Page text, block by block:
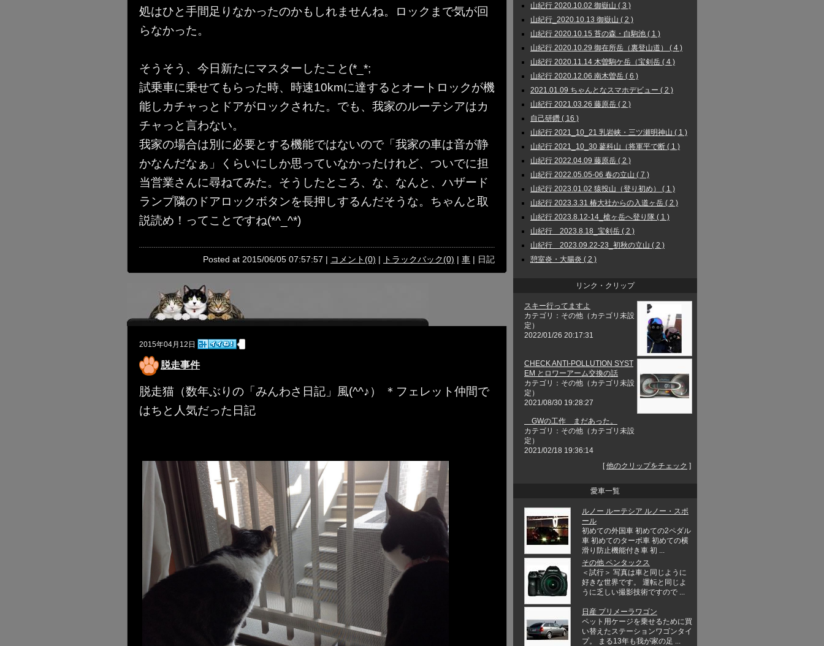
処はひと手間足りなかったのかもしれませんね。ロックまで気が回
らなかった。
そうそう、今日新たにマスターしたこと(*_*;
試乗車に乗せてもらった時、時速10kmに達するとオートロックが機
能しカチャっとドアがロックされた。でも、我家のルーテシアはカ
チャっと言わない。
我家の場合は別に必要とする機能ではないので「我家の車は音が静
かなんだなぁ」くらいにしか思っていなかったけれど、ついでに担
当営業さんに尋ねてみた。そうしたところ、な、なんと、ハザード
ランプ隣のドアロックボタンを長押しするんだそうな。ちゃんと取
説読め！ってことですね(*^_^*)
Posted at 2015/06/05 07:57:57 | コメント(0) | トラックバック(0) | 車 | 日記
2015年04月12日
脱走事件
脱走猫（数年ぶりの「みんわさ日記」風(^^♪） ＊フェレット仲間で
はちと人気だった日記
山紀行 2020.10.02 御嶽山 ( 3 )
山紀行_2020.10.13 御嶽山 ( 2 )
山紀行 2020.10.15 苔の森・白駒池 ( 1 )
山紀行 2020.10.29 御在所岳（裏登山道） ( 4 )
山紀行 2020.11.14 木曽駒ケ岳（宝剣岳 ( 4 )
山紀行 2020.12.06 南木曽岳 ( 6 )
2021.01.09 ちゃんとなスマホデビュー ( 2 )
山紀行 2021.03.26 藤原岳 ( 2 )
自己研鑽 ( 16 )
山紀行 2021_10_21 乳岩峡・三ツ瀬明神山 ( 1 )
山紀行 2021_10_30 蓼科山（将軍平で断 ( 1 )
山紀行 2022.04.09 藤原岳 ( 2 )
山紀行 2022.05.05-06 春の立山 ( 7 )
山紀行 2023.01.02 猿投山（登り初め） ( 1 )
山紀行 2023.3.31 椿大社からの入道ヶ岳 ( 2 )
山紀行 2023.8.12-14_槍ヶ岳へ登り隊 ( 1 )
山紀行 2023.8.18_宝剣岳 ( 2 )
山紀行 2023.09.22-23_初秋の立山 ( 2 )
憩室炎・大腸炎 ( 2 )
リンク・クリップ
スキー行ってますよ
カテゴリ：その他（カテゴリ未設
定）
2022/01/26 20:17:31
CHECK ANTI-POLLUTION SYST
EM とロワーアーム交換の話
カテゴリ：その他（カテゴリ未設
定）
2021/08/30 19:28:27
GWの工作 まだあった。
カテゴリ：その他（カテゴリ未設
定）
2021/02/18 19:36:14
[他のクリップをチェック ]
愛車一覧
ルノー ルーテシア ルノー・スポ
ール
初めての外国車 初めての2ペダル
車 初めてのターボ車 初めての横
滑り防止機能付き車 初 ...
その他 ペンタックス
＜試行＞ 写真は車と同じように
好きな世界です。 運転と同じよ
うに乏しい撮影技術ですので ...
日産 プリメーラワゴン
ペット用ケージを乗せるために買
い替えたステーションワゴンタイ
プ。 まる13年も我が家の足 ...